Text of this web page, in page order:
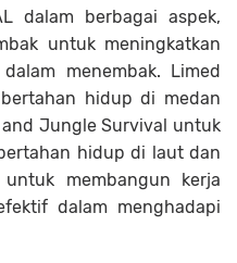
dalam berbagai aspek,
untuk meningkatkan
menembak. Limed
hidup di medan
Jungle Survival untuk
hidup di laut dan
membangun kerja
dalam menghadapi